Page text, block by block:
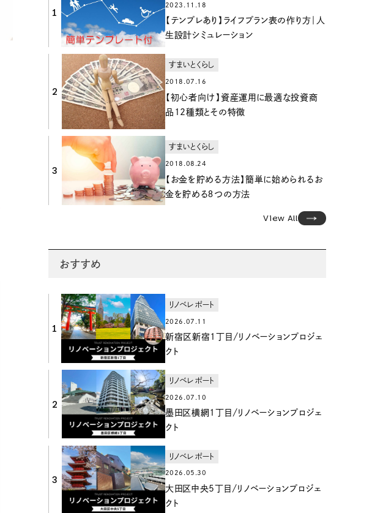
1
2023.11.18
【テンプレあり】ライフプラン表の作り方｜人
生設計シミュレーション
2
すまいとくらし
2018.07.16
【初心者向け】資産運用に最適な投資商
品12種類とその特徴
3
すまいとくらし
2018.08.24
【お金を貯める方法】簡単に始められるお
金を貯める８つの方法
View All
おすすめ
1
リノベレポート
2026.07.11
新宿区新宿1丁目/リノベーションプロジェ
クト
2
リノベレポート
2026.07.10
墨田区横網1丁目/リノベーションプロジェ
クト
3
リノベレポート
2026.05.30
大田区中央5丁目/リノベーションプロジェ
クト